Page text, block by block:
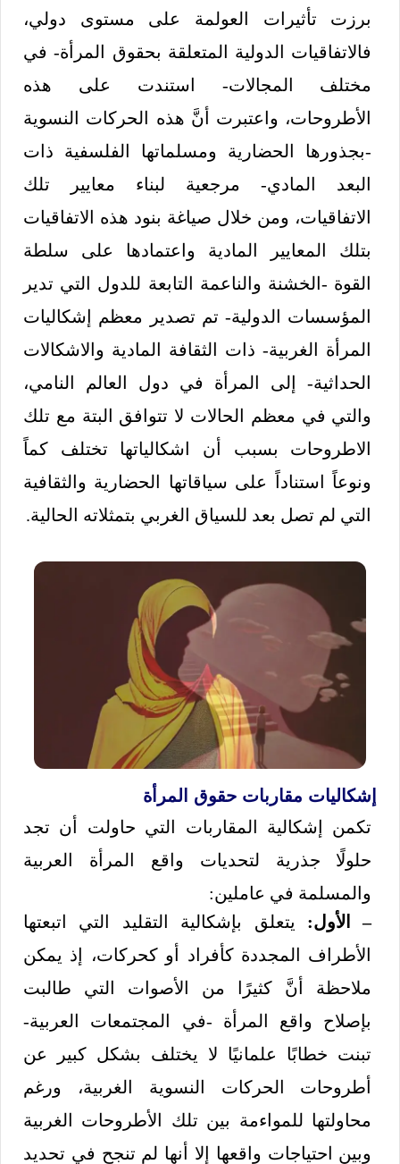
برزت تأثيرات العولمة على مستوى دولي،
فالاتفاقيات الدولية المتعلقة بحقوق المرأة- في
مختلف المجالات- استندت على هذه
الأطروحات، واعتبرت أنَّ هذه الحركات النسوية
-بجذورها الحضارية ومسلماتها الفلسفية ذات
البعد المادي- مرجعية لبناء معايير تلك
الاتفاقيات، ومن خلال صياغة بنود هذه الاتفاقيات
بتلك المعايير المادية واعتمادها على سلطة
القوة -الخشنة والناعمة التابعة للدول التي تدير
المؤسسات الدولية- تم تصدير معظم إشكاليات
المرأة الغربية- ذات الثقافة المادية والاشكالات
الحداثية- إلى المرأة في دول العالم النامي،
والتي في معظم الحالات لا تتوافق البتة مع تلك
الاطروحات بسبب أن اشكالياتها تختلف كماً
ونوعاً استناداً على سياقاتها الحضارية والثقافية
التي لم تصل بعد للسياق الغربي بتمثلاته الحالية.
إشكاليات مقاربات حقوق المرأة
تكمن إشكالية المقاربات التي حاولت أن تجد
حلولًا جذرية لتحديات واقع المرأة العربية
والمسلمة في عاملين:
– الأول: يتعلق بإشكالية التقليد التي اتبعتها
الأطراف المجددة كأفراد أو كحركات، إذ يمكن
ملاحظة أنَّ كثيرًا من الأصوات التي طالبت
بإصلاح واقع المرأة -في المجتمعات العربية-
تبنت خطابًا علمانيًا لا يختلف بشكل كبير عن
أطروحات الحركات النسوية الغربية، ورغم
محاولتها للمواءمة بين تلك الأطروحات الغربية
وبين احتياجات واقعها إلا أنها لم تنجح في تحديد